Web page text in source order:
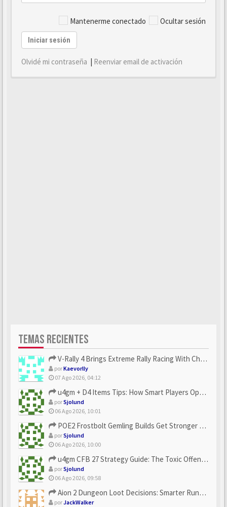
Mantenerme conectado Ocultar sesión
Iniciar sesión
Olvidé mi contraseña | Reenviar email de activación
TEMAS RECIENTES
V-Rally 4 Brings Extreme Rally Racing With Challenging Track...
porKaevorlly
07 Ago 2026, 04:12
u4gm + D4 Items Tips: How Smart Players Optimize Gear, Build...
porSjolund
06 Ago 2026, 10:01
POE2 Frostbolt Gemling Builds Get Stronger With u4gm’s Ice C...
porSjolund
06 Ago 2026, 10:00
u4gm CFB 27 Strategy Guide: The Toxic Offensive Scheme Your ...
porSjolund
06 Ago 2026, 09:58
Aion 2 Dungeon Loot Decisions: Smarter Runs With U4N
porJackWalker